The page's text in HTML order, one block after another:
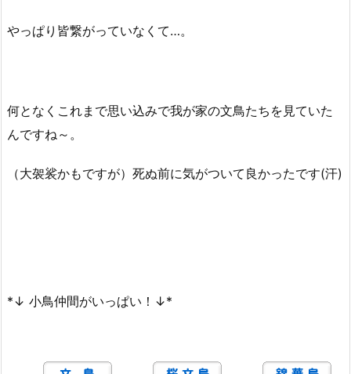
やっぱり皆繋がっていなくて…。
何となくこれまで思い込みで我が家の文鳥たちを見ていた
んですね～。
（大袈裟かもですが）死ぬ前に気がついて良かったです(汗)
*↓ 小鳥仲間がいっぱい！↓*